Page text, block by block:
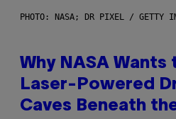
PHOTO: NASA; DR PIXEL / GETTY
Why NASA Wants
Laser-Powered
Caves Beneath